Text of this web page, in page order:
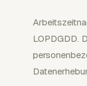
LOPDGDD.